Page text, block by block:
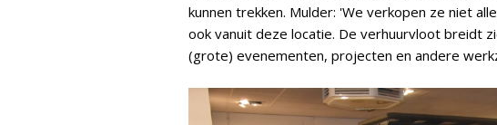
kunnen trekken. Mulder: 'We verkopen ze niet
ook vanuit deze locatie. De verhuurvloot breidt
(grote) evenementen, projecten en andere